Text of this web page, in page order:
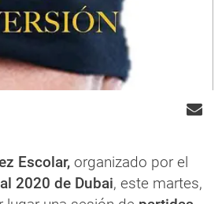
Escolar, organizado por el
2020 de Dubai, este martes,